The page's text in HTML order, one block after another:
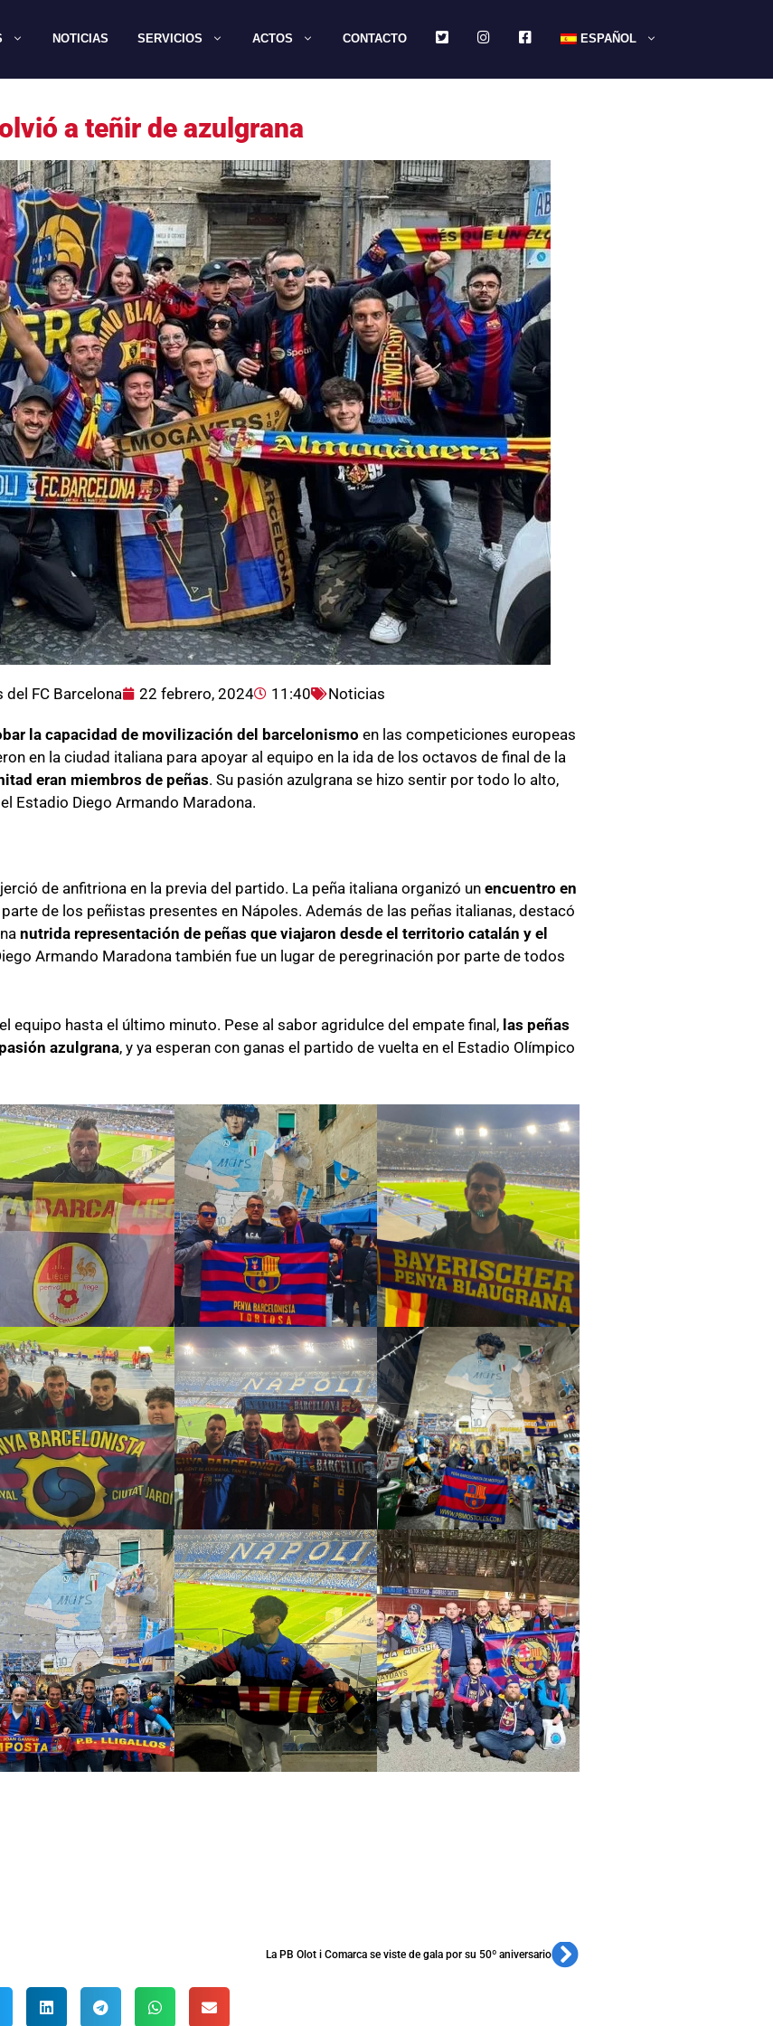
NOTICIAS SERVICIOS ACTOS CONTACTO TWITTERINSTAGRAMFACEBOOKESPAÑOL
a teñir de azulgrana
FC Barcelona 22 febrero, 2024 11:40 Noticias
la capacidad de movilización del barcelonismo en las competiciones europeas
en la ciudad italiana para apoyar al equipo en la ida de los octavos de final de la
eran miembros de peñas. Su pasión azulgrana se hizo sentir por todo lo alto,
Estadio Diego Armando Maradona.
de anfitriona en la previa del partido. La peña italiana organizó un encuentro en
de los peñistas presentes en Nápoles. Además de las peñas italianas, destacó
nutrida representación de peñas que viajaron desde el territorio catalán y el
Armando Maradona también fue un lugar de peregrinación por parte de todos
equipo hasta el último minuto. Pese al sabor agridulce del empate final, las peñas
azulgrana, y ya esperan con ganas el partido de vuelta en el Estadio Olímpico
La PB Olot i Comarca se viste de gala por su 50º aniversario